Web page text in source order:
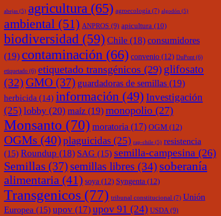
abejas (5) agricultura (65) agroecología (7) algodón (5)
ambiental (51) ANPROS (9) apicultura (10)
biodiversidad (59) Chile (18)consumidores
(19) contaminación (66) convenio (12) DuPont (6)
etiquetado (6) etiquetado transgénicos (29) glifosato
(32) GMO (37) guardadoras de semillas (19)
herbicida (14) información (49) Investigación
(25) lobby (20) maíz (19)monopolio (27)
Monsanto (70) moratoria (17) OGM (12)
OGMs (40)plaguicidas (25) rap-chile (5) resistencia
(15) Roundup (18) SAG (15) semilla-campesina (26)
Semillas (37) semillas libres (34) soberanía
alimentaria (41) soya (12) Syngenta (12)
Transgenicos (77) tribunal constitucional (7) Unión
Europea (15) upov (17)upov 91 (24) USDA (9)